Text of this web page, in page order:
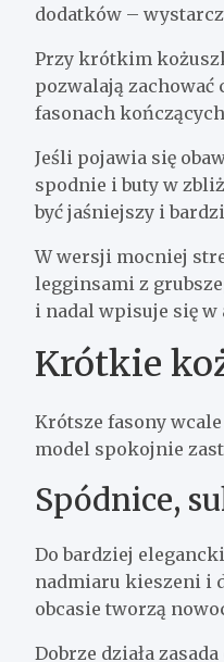
dodatków –
Przy krótkim
pozwalają zachować
fasonach
Jeśli pojawia się
spodnie i buty w
być jaśniejszy i
W wersji mocniej
legginsami z
i nadal wpisuje się
Krótkie
Krótsze fasony
model spokojnie
Spódnice,
Do bardziej
nadmiaru kieszeni i
obcasie tworzą
Dobrze działa